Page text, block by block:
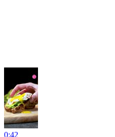
0:42